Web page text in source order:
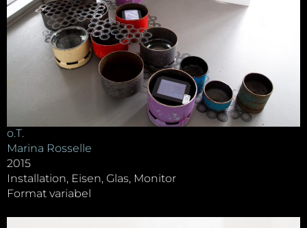
o.T.
Marina Rosselle
2015
Installation, Eisen, Glas, Monitor
Format variabel